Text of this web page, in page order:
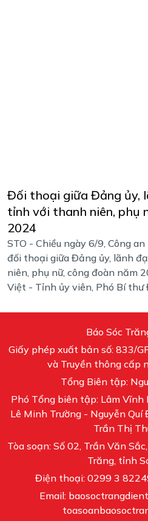
Đối thoại giữa Đảng ủy,
tỉnh với thanh niên, phụ
2024
STO - Chiều ngày 6/9, Công
đối thoại giữa Đảng ủy, lãnh
niên, phụ nữ, công đoàn năm
Việt - Tỉnh ủy viên, Phó Bí thư
Báo Sóc
Giấy phép xuất bản số: 833/
và Truyền thông cấp
Tổng Biên tập:
Phó Tổng biên tập: Lâm Vĩnh
Lê Minh Trường - Nguyễn
Trần Thị
Tòa soạn: Số 02, Trần Văn
Trăng, tỉnh
Điện thoại: 0299 3
Email: